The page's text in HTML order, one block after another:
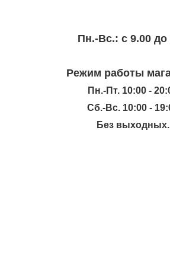
Пн.-Вc.: с 9.00 до
Режим работы
Пн.-Пт. 10:00 -
Сб.-Вс. 10:00 -
Без выходных.